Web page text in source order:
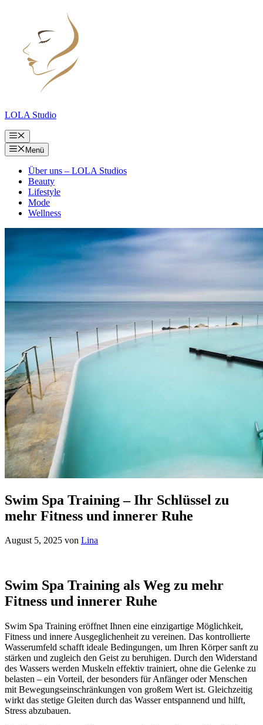
LOLA Studio
Menü
Menü
Über uns – LOLA Studios
Beauty
Lifestyle
Mode
Wellness
Swim Spa Training – Ihr Schlüssel zu
mehr Fitness und innerer Ruhe
August 5, 2025 von Lina
Swim Spa Training als Weg zu mehr
Fitness und innerer Ruhe
Swim Spa Training eröffnet Ihnen eine einzigartige Möglichkeit,
Fitness und innere Ausgeglichenheit zu vereinen. Das kontrollierte
Wasserumfeld schafft ideale Bedingungen, um Ihren Körper sanft zu
stärken und zugleich den Geist zu beruhigen. Durch den Widerstand
des Wassers werden Muskeln effektiv trainiert, ohne die Gelenke zu
belasten – ein Vorteil, der besonders für Anfänger oder Menschen
mit Bewegungseinschränkungen von großem Wert ist. Gleichzeitig
wirkt das stetige Gleiten durch das Wasser entspannend und hilft,
Stress abzubauen.